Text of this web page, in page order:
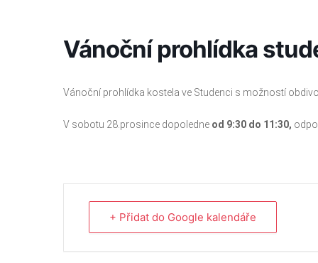
Vánoční prohlídka
Vánoční prohlídka kostela ve Studenci s možností
V sobotu 28.prosince dopoledne od 9:30 do 11:30,
+ Přidat do Google kalendáře